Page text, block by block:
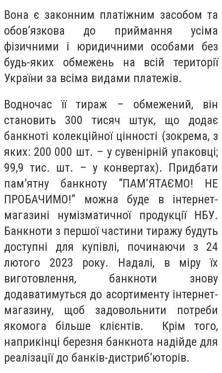
Вона є законним платіжним засобом та
обов’язкова до приймання усіма
фізичними і юридичними особами без
будь-яких обмежень на всій території
України за всіма видами платежів.
Водночас її тираж – обмежений, він
становить 300 тисяч штук, що додає
банкноті колекційної цінності (зокрема, з
яких: 200 000 шт. – у сувенірній упаковці;
99,9 тис. шт. – у конвертах). Придбати
пам’ятну банкноту “ПАМ’ЯТАЄМО! НЕ
ПРОБАЧИМО!” можна буде в інтернет-
магазині нумізматичної продукції НБУ.
Банкноти з першої частини тиражу будуть
доступні для купівлі, починаючи з 24
лютого 2023 року. Надалі, в міру їх
виготовлення, банкноти знову
додаватимуться до асортименту інтернет-
магазину, щоб задовольнити потреби
якомога більше клієнтів. Крім того,
наприкінці березня банкнота надійде для
реалізації до банків-дистриб’юторів.